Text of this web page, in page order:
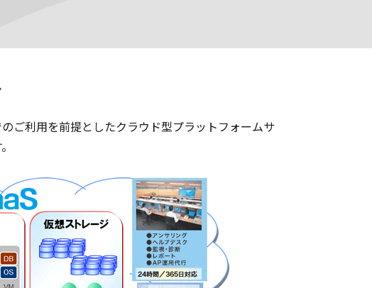
ご利用を前提としたクラウド型プラットフォームサ